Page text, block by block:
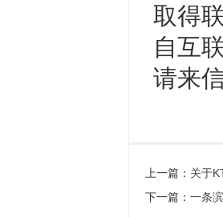
取得
自互
请来
上一篇： 关于
下一篇： 一条